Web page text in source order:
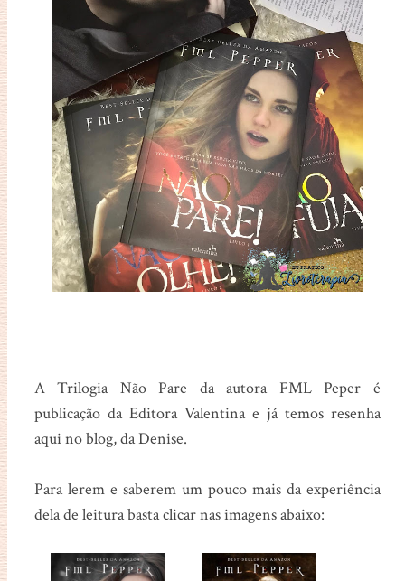
A Trilogia Não Pare da autora FML Peper é
publicação da Editora Valentina e já temos resenha
aqui no blog, da Denise.
Para lerem e saberem um pouco mais da experiência
dela de leitura basta clicar nas imagens abaixo: